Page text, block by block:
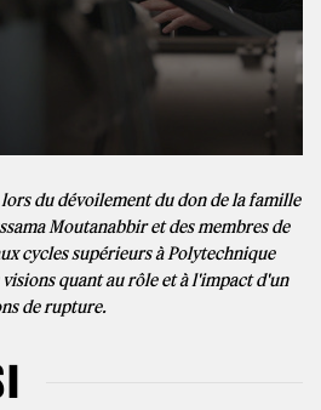
du dévoilement du don de la famille
Moutanabbir et des membres de
cycles supérieurs à Polytechnique
quant au rôle et à l'impact d'un
de rupture.